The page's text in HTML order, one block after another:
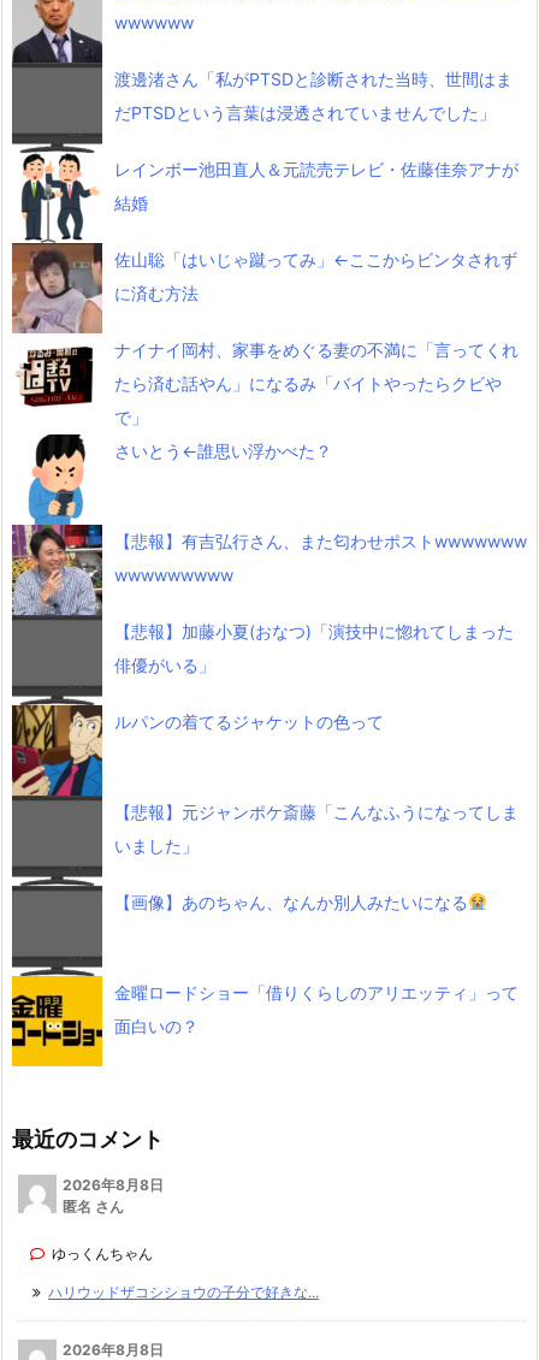
wwwwww
渡邊渚さん「私がPTSDと診断された当時、世間はま
だPTSDという言葉は浸透されていませんでした」
レインボー池田直人＆元読売テレビ・佐藤佳奈アナが
結婚
佐山聡「はいじゃ蹴ってみ」←ここからビンタされず
に済む方法
ナイナイ岡村、家事をめぐる妻の不満に「言ってくれ
たら済む話やん」になるみ「バイトやったらクビや
で」
さいとう←誰思い浮かべた？
【悲報】有吉弘行さん、また匂わせポストwwwwwww
wwwwwwwww
【悲報】加藤小夏(おなつ)「演技中に惚れてしまった
俳優がいる」
ルパンの着てるジャケットの色って
【悲報】元ジャンポケ斎藤「こんなふうになってしま
いました」
【画像】あのちゃん、なんか別人みたいになる
金曜ロードショー「借りくらしのアリエッティ」って
面白いの？
最近のコメント
2026年8月8日
匿名 さん
ゆっくんちゃん
ハリウッドザコシショウの子分で好きな...
2026年8月8日